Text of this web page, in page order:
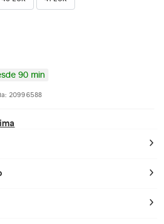
90 min
20996588